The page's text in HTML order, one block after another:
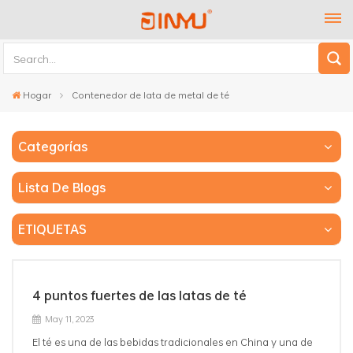
Hogar Contenedor de lata de metal de té
Categorías
Lista De Blogs
ETIQUETAS
4 puntos fuertes de las latas de té
May 11, 2023
El té es una de las bebidas tradicionales en China y una de